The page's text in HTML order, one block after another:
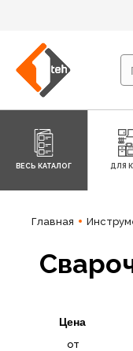
ВЕСЬ КАТАЛОГ ДЛЯ
Главная
Цена
от